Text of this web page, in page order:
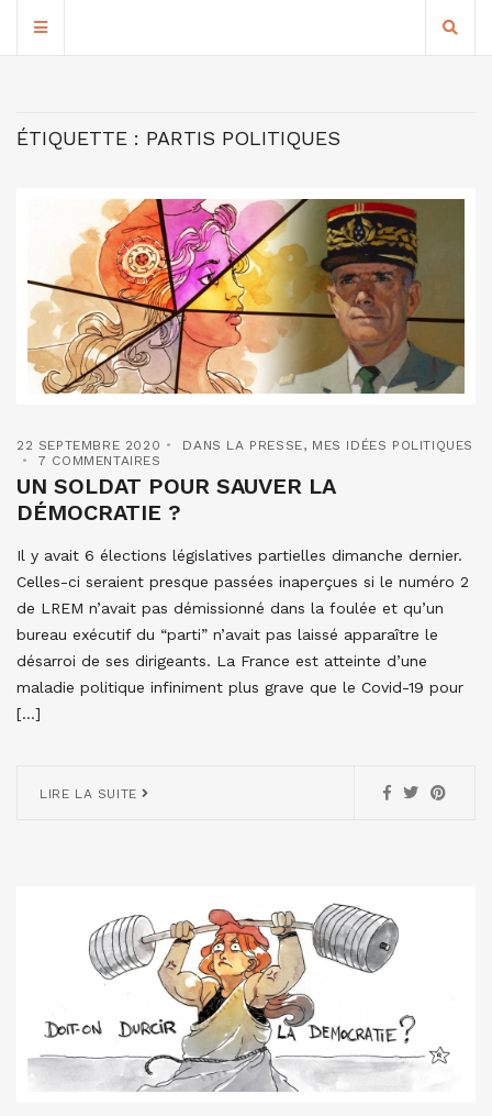
ÉTIQUETTE : PARTIS POLITIQUES
22 SEPTEMBRE 2020 DANS LA PRESSE, MES IDÉES POLITIQUES
7 COMMENTAIRES
UN SOLDAT POUR SAUVER LA
DÉMOCRATIE ?
Il y avait 6 élections législatives partielles dimanche dernier.
Celles-ci seraient presque passées inaperçues si le numéro 2
de LREM n’avait pas démissionné dans la foulée et qu’un
bureau exécutif du “parti” n’avait pas laissé apparaître le
désarroi de ses dirigeants. La France est atteinte d’une
maladie politique infiniment plus grave que le Covid-19 pour
[…]
LIRE LA SUITE